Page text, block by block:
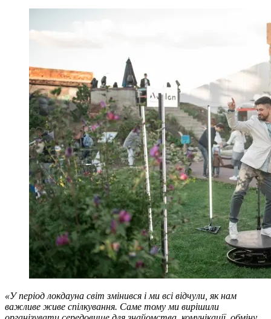
«У період локдауна світ змінився і ми всі відчули, як нам
важливе живе спілкування. Саме тому ми вирішили